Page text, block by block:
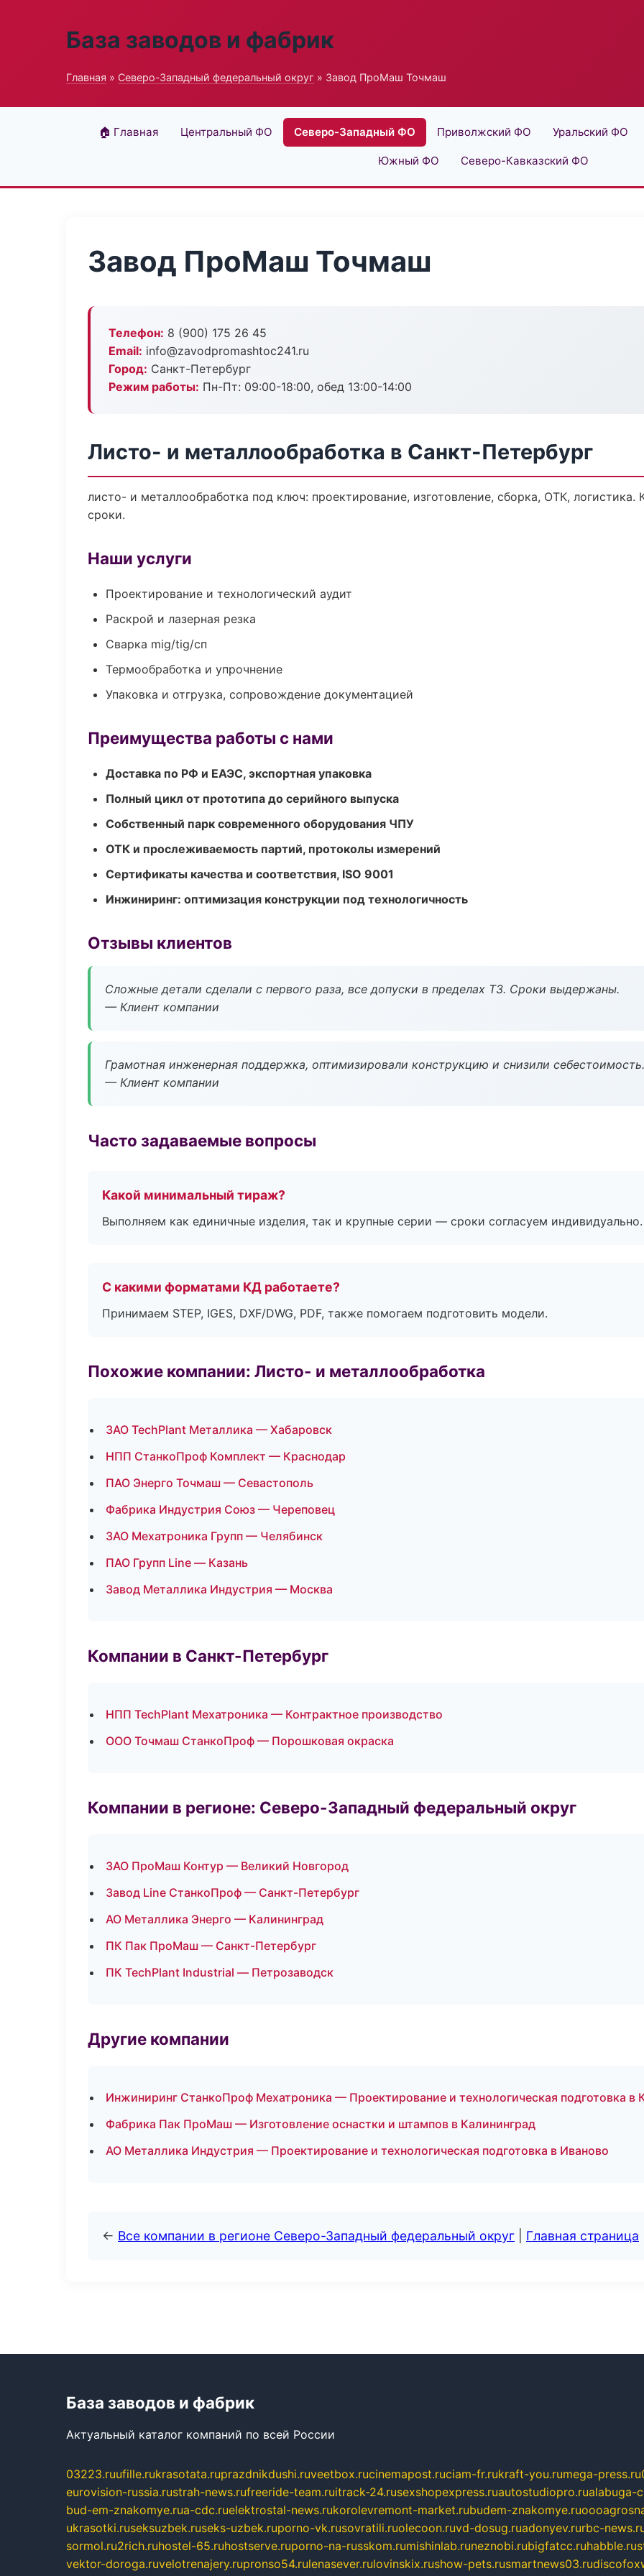
База заводов и фабрик
Главная » Северо-Западный федеральный округ » Завод ПроМаш Точмаш
🏠 Главная Центральный ФО Северо-Западный ФО Приволжский ФО Уральский ФО
Южный ФО Северо-Кавказский ФО
Завод ПроМаш Точмаш
Телефон: 8 (900) 175 26 45
Email: info@zavodpromashtoc241.ru
Город: Санкт-Петербург
Режим работы: Пн-Пт: 09:00-18:00, обед 13:00-14:00
Листо- и металлообработка в Санкт-Петербург
листо- и металлообработка под ключ: проектирование, изготовление, сборка, ОТК,
сроки.
Наши услуги
Проектирование и технологический аудит
Раскрой и лазерная резка
Сварка mig/tig/сп
Термообработка и упрочнение
Упаковка и отгрузка, сопровождение документацией
Преимущества работы с нами
Доставка по РФ и ЕАЭС, экспортная упаковка
Полный цикл от прототипа до серийного выпуска
Собственный парк современного оборудования ЧПУ
ОТК и прослеживаемость партий, протоколы измерений
Сертификаты качества и соответствия, ISO 9001
Инжиниринг: оптимизация конструкции под технологичность
Отзывы клиентов
Сложные детали сделали с первого раза, все допуски в пределах ТЗ. Сроки выдержаны.
— Клиент компании
Грамотная инженерная поддержка, оптимизировали конструкцию и снизили себестоимость.
— Клиент компании
Часто задаваемые вопросы
Какой минимальный тираж?
Выполняем как единичные изделия, так и крупные серии — сроки согласуем индивидуально.
С какими форматами КД работаете?
Принимаем STEP, IGES, DXF/DWG, PDF, также помогаем подготовить модели.
Похожие компании: Листо- и металлообработка
ЗАО TechPlant Металлика — Хабаровск
НПП СтанкоПроф Комплект — Краснодар
ПАО Энерго Точмаш — Севастополь
Фабрика Индустрия Союз — Череповец
ЗАО Мехатроника Групп — Челябинск
ПАО Групп Line — Казань
Завод Металлика Индустрия — Москва
Компании в Санкт-Петербург
НПП TechPlant Мехатроника — Контрактное производство
ООО Точмаш СтанкоПроф — Порошковая окраска
Компании в регионе: Северо-Западный федеральный округ
ЗАО ПроМаш Контур — Великий Новгород
Завод Line СтанкоПроф — Санкт-Петербург
АО Металлика Энерго — Калининград
ПК Пак ПроМаш — Санкт-Петербург
ПК TechPlant Industrial — Петрозаводск
Другие компании
Инжиниринг СтанкоПроф Мехатроника — Проектирование и технологическая подготовка в
Фабрика Пак ПроМаш — Изготовление оснастки и штампов в Калининград
АО Металлика Индустрия — Проектирование и технологическая подготовка в Иваново
← Все компании в регионе Северо-Западный федеральный округ Главная страница
База заводов и фабрик
Актуальный каталог компаний по всей России
03223.ruufille.rukrasotata.ruprazdnikdushi.ruveetbox.rucinemapost.ruciam-fr.rukraft-you.rumega-press.ru
eurovision-russia.rustrah-news.rufreeride-team.ruitrack-24.rusexshopexpress.ruautostudiopro.rualabuga-
bud-em-znakomye.rua-cdc.ruelektrostal-news.rukorolevremont-market.rubudem-znakomye.ru
ukrasotki.ruseksuzbek.ruseks-uzbek.ruporno-vk.rusovratili.ruolecoon.ruvd-dosug.ruadonyev.rurbc-
sormol.ru2rich.ruhostel-65.ruhostserve.ruporno-na-russkom.rumishinlab.runeznobi.rubigfatcc.ruhabble.ru
vektor-doroga.ruvelotrenajery.rupronso54.rulenasever.rulovinskix.rushow-pets.rusmartnews03.ru